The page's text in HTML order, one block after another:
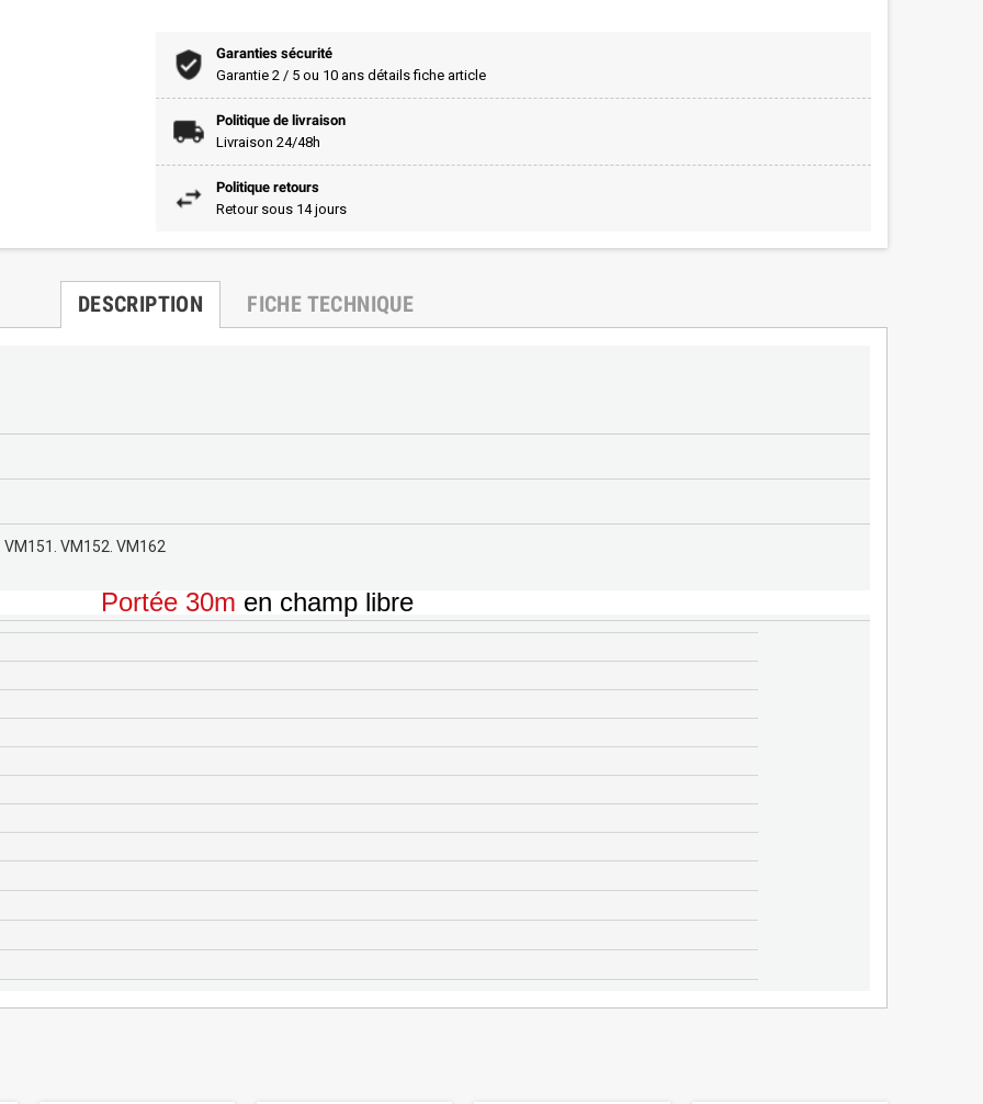
Garanties sécurité
Garantie 2 / 5 ou 10 ans détails fiche article
Politique de livraison
Livraison 24/48h
Politique retours
Retour sous 14 jours
DESCRIPTION FICHE TECHNIQUE
VM152. VM162
Portée 30m en champ libre